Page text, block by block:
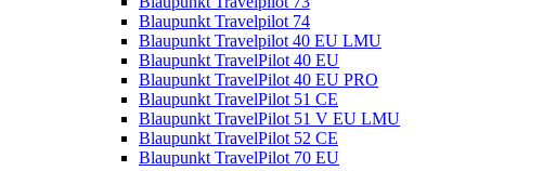
Blaupunkt Travelpilot 74
Blaupunkt Travelpilot 40 EU LMU
Blaupunkt TravelPilot 40 EU
Blaupunkt TravelPilot 40 EU PRO
Blaupunkt TravelPilot 51 CE
Blaupunkt TravelPilot 51 V EU LMU
Blaupunkt TravelPilot 52 CE
Blaupunkt TravelPilot 70 EU